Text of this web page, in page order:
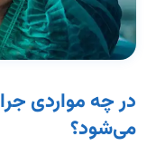
در چه مواردی
می‌شود؟